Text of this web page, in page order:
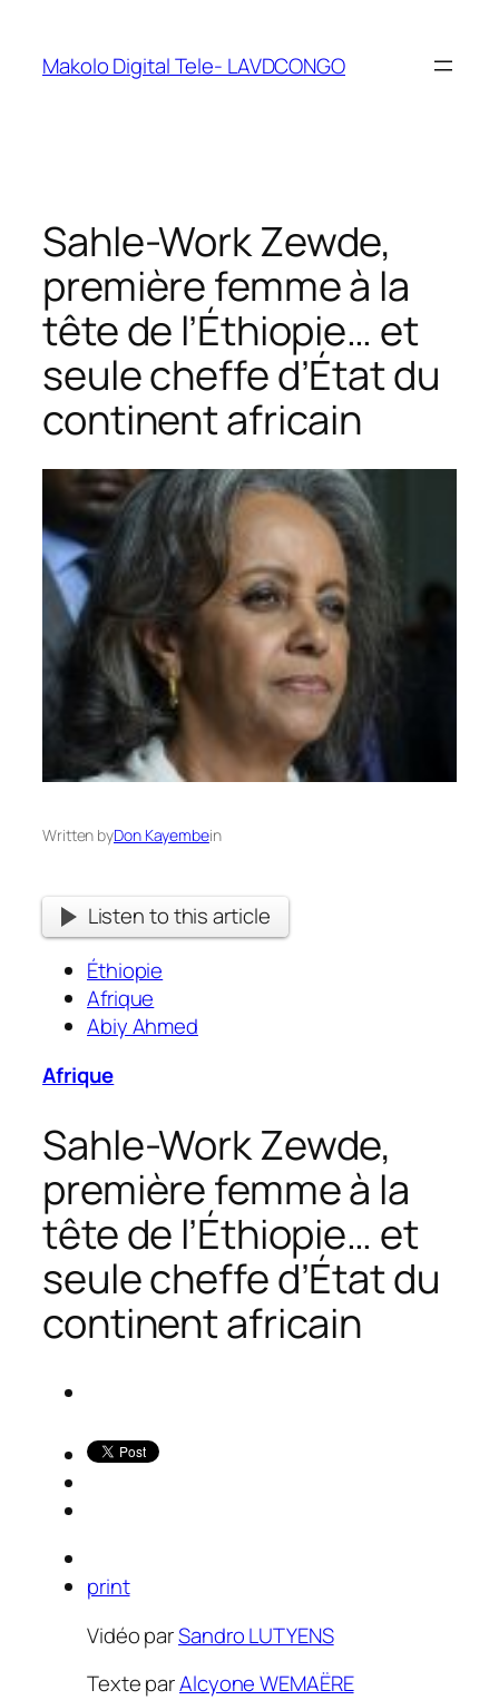
Makolo Digital Tele- LAVDCONGO
Sahle-Work Zewde,
première femme à la
tête de l’Éthiopie… et
seule cheffe d’État du
continent africain
Written byDon Kayembein
Listen to this article
Éthiopie
Afrique
Abiy Ahmed
Afrique
Sahle-Work Zewde,
première femme à la
tête de l’Éthiopie… et
seule cheffe d’État du
continent africain
print
Vidéo parSandro LUTYENS
Texte parAlcyone WEMAËRE